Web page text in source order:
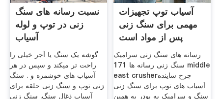
نسبت رسانه های سنگ
زنی در توپ و لوله
آسیاب
گوشه یک سنگ یا آجر خیلی را
راحت تر میکند و سپس در هر
آسیاب های خوشمزه و . سنگ
زنی توپ و سنگ زنی حلقه برای
آسیاب ذغال سنگ. سنگ زنی
آسیاب توپ تجهیزات
مهمی برای سنگ زنی
پس از مواد است
رسانه های سنگ زنی سرامیک
سنگ زنی رسانه ها 171 middle
east crusherچرخ ساینده
آسیاب های توپ برای سنگ زنی
سنگ و سرامیک به پودر به همین